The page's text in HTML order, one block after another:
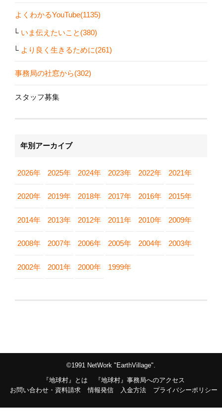
よくわかるYouTube(1135)
いま伝えたいこと(380)
より良く生きるために(261)
事務局の社窓から(302)
スタッフ募集
年別アーカイブ
2026年 2025年 2024年 2023年 2022年 2021年
2020年 2019年 2018年 2017年 2016年 2015年
2014年 2013年 2012年 2011年 2010年 2009年
2008年 2007年 2006年 2005年 2004年 2003年
2002年 2001年 2000年 1999年
©1991 NetWork "EarthVillage".
『地球村』とは
『地球村』事務局へのアクセス
お問い合わせ・資料請求
情報発信 入金方法 プライバシーポリシー